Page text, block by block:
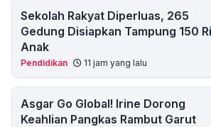
Sekolah Rakyat Diperluas, 265
Gedung Disiapkan Tampung 150
Anak
Pendidikan 11 jam yang lalu
Asgar Go Global! Irine Dorong
Keahlian Pangkas Rambut Garut